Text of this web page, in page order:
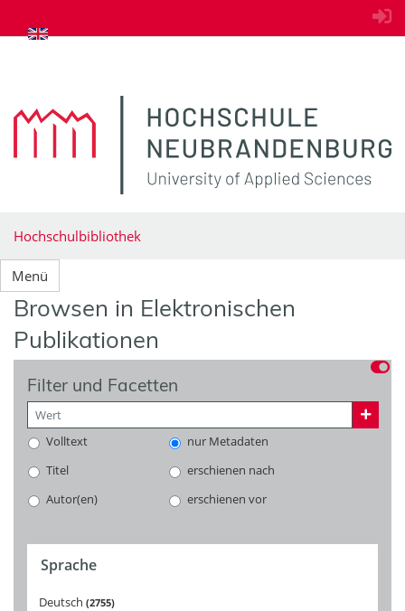
zum Inhalt springen
Hochschulbibliothek
Menü
Browsen in Elektronischen
Publikationen
Filter und Facetten
Volltext
nur Metadaten
Titel
erschienen nach
Autor(en)
erschienen vor
Sprache
Deutsch 2755